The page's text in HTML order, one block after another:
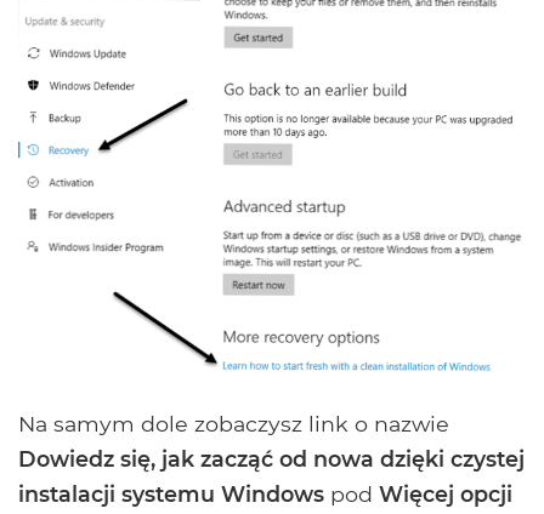
Na samym dole zobaczysz link o nazwie
Dowiedz się, jak zacząć od nowa dzięki czystej
instalacji systemu Windows pod Więcej opcji